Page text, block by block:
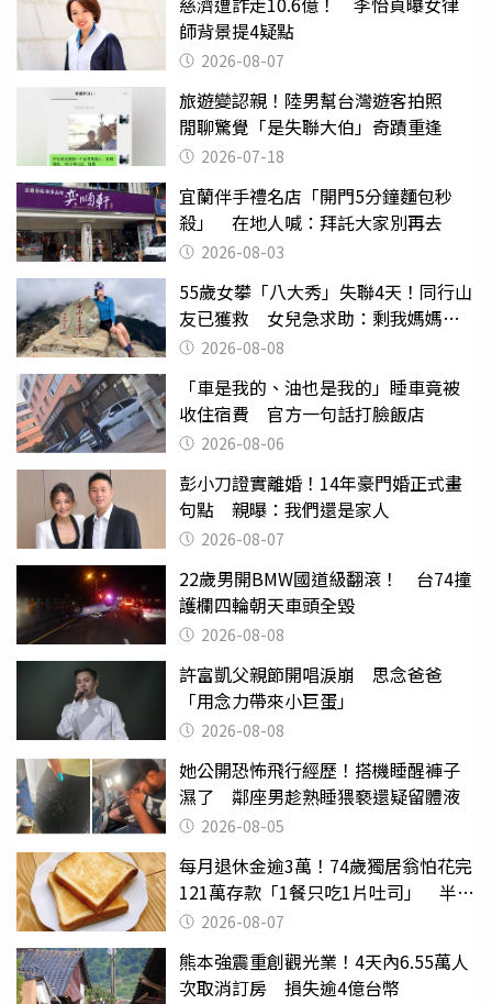
師背景提4疑點
2026-08-07
旅遊變認親！陸男幫台灣遊客拍照
閒聊驚覺「是失聯大伯」奇蹟重逢
2026-07-18
宜蘭伴手禮名店「開門5分鐘麵包秒
殺」 在地人喊：拜託大家別再去
2026-08-03
55歲女攀「八大秀」失聯4天！同行山
友已獲救 女兒急求助：剩我媽媽還
沒找到
2026-08-08
「車是我的、油也是我的」睡車竟被
收住宿費 官方一句話打臉飯店
2026-08-06
彭小刀證實離婚！14年豪門婚正式畫
句點 親曝：我們還是家人
2026-08-07
22歲男開BMW國道級翻滾！ 台74撞
護欄四輪朝天車頭全毀
2026-08-08
許富凱父親節開唱淚崩 思念爸爸
「用念力帶來小巨蛋」
2026-08-08
她公開恐怖飛行經歷！搭機睡醒褲子
濕了 鄰座男趁熟睡猥褻還疑留體液
2026-08-05
每月退休金逾3萬！74歲獨居翁怕花完
121萬存款「1餐只吃1片吐司」 半年
後暴瘦嚇壞女兒
2026-08-07
熊本強震重創觀光業！4天內6.55萬人
次取消訂房 損失逾4億台幣